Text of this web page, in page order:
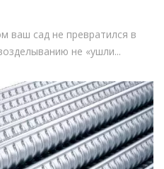
ваш сад не превратился в
не «ушли...